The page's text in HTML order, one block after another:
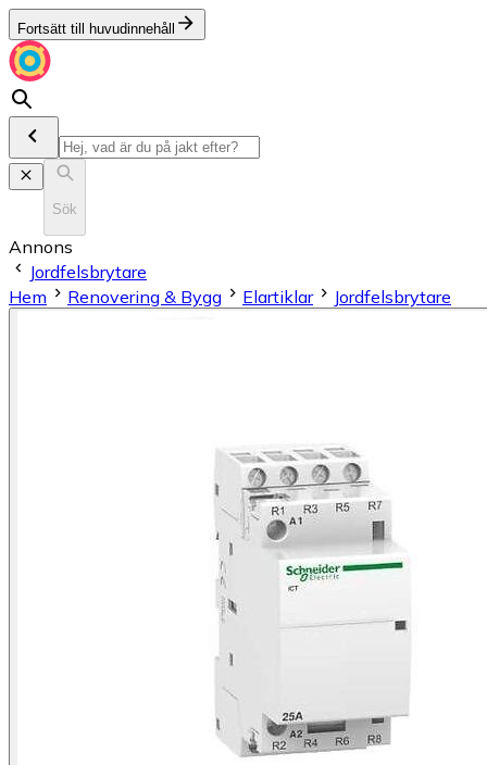
Fortsätt till huvudinnehåll
Sök
Annons
Jordfelsbrytare
Hem
Renovering & Bygg Elartiklar Jordfelsbrytare